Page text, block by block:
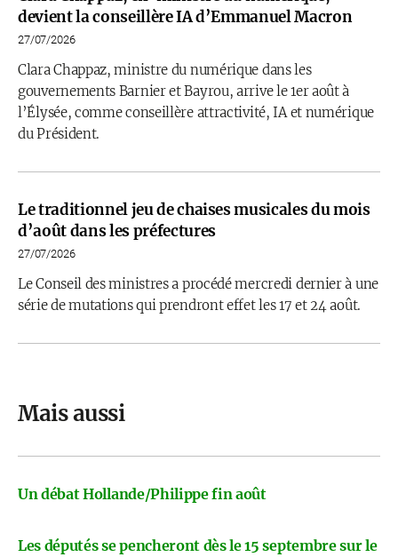
devient la conseillère IA d’Emmanuel Macron
27/07/2026
Clara Chappaz, ministre du numérique dans les
gouvernements Barnier et Bayrou, arrive le 1er août à
l’Élysée, comme conseillère attractivité, IA et numérique
du Président.
Le traditionnel jeu de chaises musicales du mois
d’août dans les préfectures
27/07/2026
Le Conseil des ministres a procédé mercredi dernier à une
série de mutations qui prendront effet les 17 et 24 août.
Mais aussi
Un débat Hollande/Philippe fin août
Les députés se pencheront dès le 15 septembre sur le